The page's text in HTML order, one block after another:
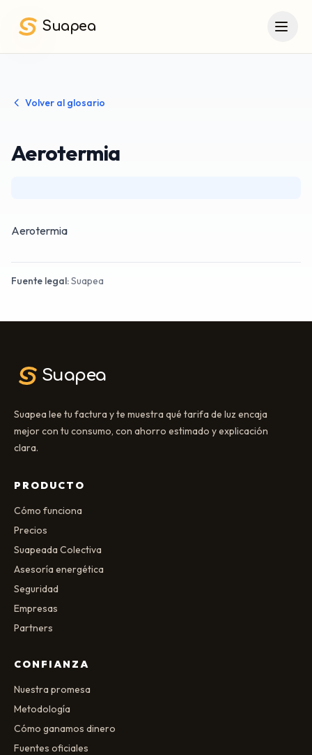
Suapea
Volver al glosario
Aerotermia
Aerotermia
Fuente legal:Suapea
Suapea
Suapea lee tu factura y te muestra qué tarifa de luz encaja
mejor con tu consumo, con ahorro estimado y explicación
clara.
PRODUCTO
Cómo funciona
Precios
Suapeada Colectiva
Asesoría energética
Seguridad
Empresas
Partners
CONFIANZA
Nuestra promesa
Metodología
Cómo ganamos dinero
Fuentes oficiales